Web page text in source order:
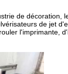
de décoration,
de jet
l'imprimante,